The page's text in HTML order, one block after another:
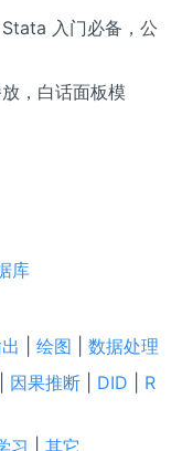
入门必备，公
，白话面板模
库
|绘图 |数据处理
因果推断 DID
R
习 |其它